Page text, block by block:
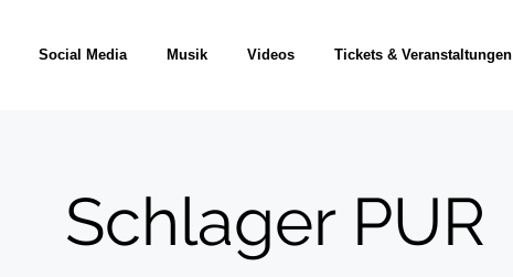
Social Media Musik Videos Tickets & Veranstaltungen
Schlager PUR